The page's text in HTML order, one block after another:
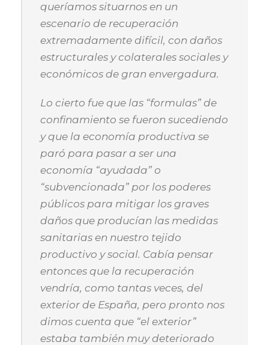
queríamos situarnos en un
escenario de recuperación
extremadamente difícil, con daños
estructurales y colaterales sociales y
económicos de gran envergadura.
Lo cierto fue que las “formulas” de
confinamiento se fueron sucediendo
y que la economía productiva se
paró para pasar a ser una
economía “ayudada” o
“subvencionada” por los poderes
públicos para mitigar los graves
daños que producían las medidas
sanitarias en nuestro tejido
productivo y social. Cabía pensar
entonces que la recuperación
vendría, como tantas veces, del
exterior de España, pero pronto nos
dimos cuenta que “el exterior”
estaba también muy deteriorado